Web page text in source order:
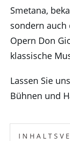
Smetana,
sondern
Opern Don
klassische
Lassen Sie
Bühnen und